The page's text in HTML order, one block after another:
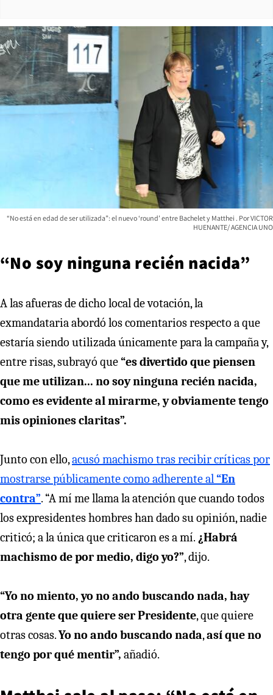
“No está en edad de ser utilizada”: el nuevo ‘round’ entre Bachelet y Matthei
VICTOR
HUENANTE/ AGENCIA UNO
“No soy ninguna recién nacida”
A las afueras de dicho local de votación, la
exmandataria abordó los comentarios respecto a que
estaría siendo utilizada únicamente para la campaña y,
entre risas, subrayó que“es divertido que piensen
que me utilizan... no soy ninguna recién nacida,
como es evidente al mirarme, y obviamente tengo
mis opiniones claritas”.
Junto con ello,acusó machismo tras recibir críticas por
mostrarse públicamente como adherente al “En
contra”. “A mí me llama la atención que cuando todos
los expresidentes hombres han dado su opinión, nadie
criticó; a la única que criticaron es a mí. ¿Habrá
machismo de por medio, digo yo?”, dijo.
“Yo no miento, yo no ando buscando nada, hay
otra gente que quiere ser Presidente, que quiere
otras cosas.Yo no ando buscando nada,así que no
tengo por qué mentir”, añadió.